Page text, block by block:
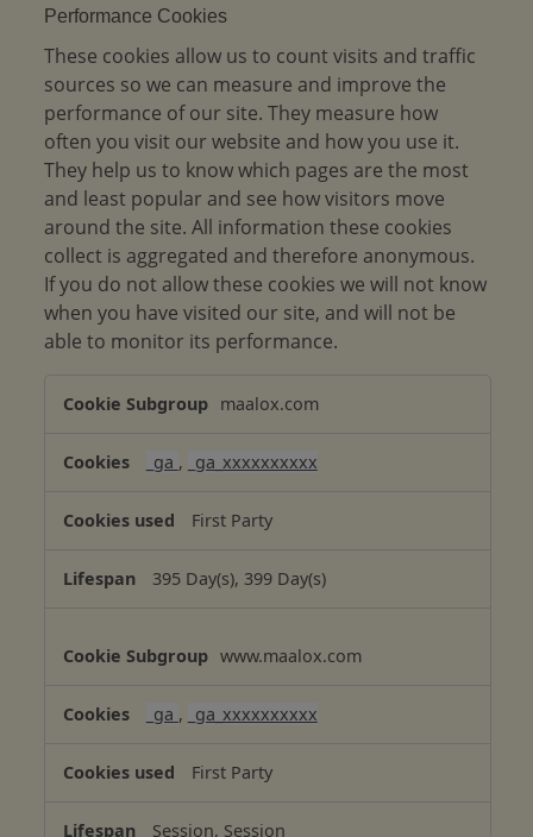
i
e
Performance Cookies
These cookies allow us to count visits and traffic
sources so we can measure and improve the
performance of our site. They measure how
often you visit our website and how you use it.
They help us to know which pages are the most
and least popular and see how visitors move
around the site. All information these cookies
collect is aggregated and therefore anonymous.
If you do not allow these cookies we will not know
when you have visited our site, and will not be
able to monitor its performance.
maalox.com
_ga , _ga_xxxxxxxxxx
First Party
395 Day(s), 399 Day(s)
www.maalox.com
_ga , _ga_xxxxxxxxxx
First Party
Session, Session